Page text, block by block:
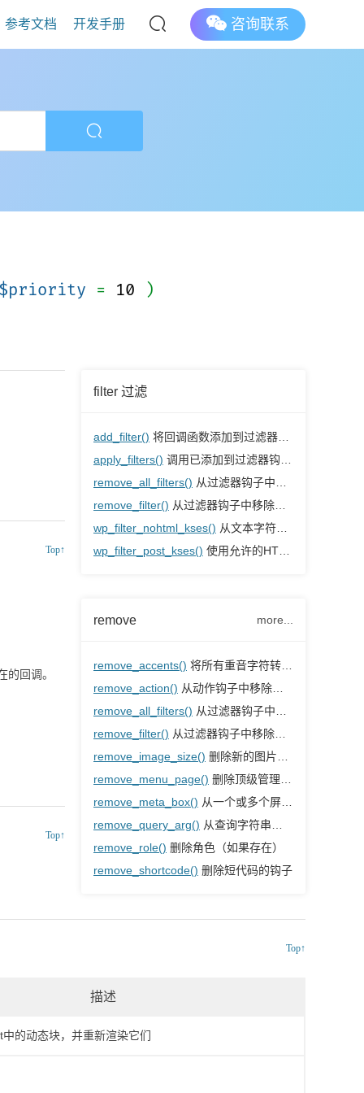
参考文档 开发手册 咨询联系
$priority = 10 )
filter 过滤
add_filter() 将回调函数添加到过滤器钩子
apply_filters() 调用已添加到过滤器钩子的回调函数
remove_all_filters() 从过滤器钩子中删除所有回调函数
remove_filter() 从过滤器钩子中移除回调函数
wp_filter_nohtml_kses() 从文本字符串中删除所有HTML
wp_filter_post_kses() 使用允许的HTML标签清理文章内容
remove more...
remove_accents() 将所有重音字符转换为ASCII字符
remove_action() 从动作钩子中移除回调函数
remove_all_filters() 从过滤器钩子中删除所有回调函数
remove_filter() 从过滤器钩子中移除回调函数
remove_image_size() 删除新的图片尺寸
remove_menu_page() 删除顶级管理菜单
remove_meta_box() 从一个或多个屏幕界面中删除meta组框
remove_query_arg() 从查询字符串中删除一个或多个项
remove_role() 删除角色（如果存在）
remove_shortcode() 删除短代码的钩子
Top↑
回调。
Top↑
Top↑
描述
的动态块，并重新渲染它们